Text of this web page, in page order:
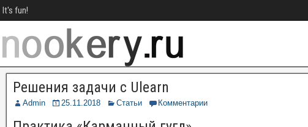
It's fun!
Решения задачи с Ulearn
Admin 25.11.2018 Статьи Комментарии